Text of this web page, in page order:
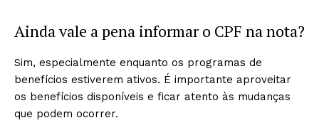
Ainda vale a pena informar o CPF na nota?
Sim, especialmente enquanto os programas de
benefícios estiverem ativos. É importante aproveitar
os benefícios disponíveis e ficar atento às mudanças
que podem ocorrer.​